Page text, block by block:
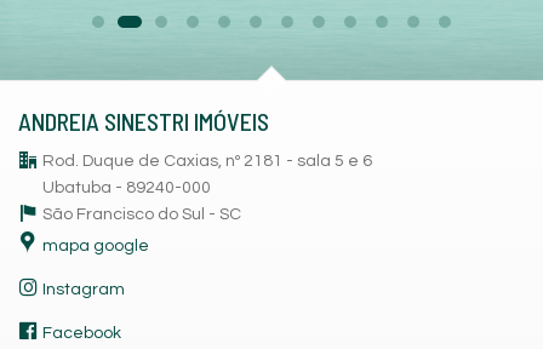
ANDREIA SINESTRI IMÓVEIS
Rod. Duque de Caxias, nº 2181 - sala 5 e 6
Ubatuba - 89240-000
São Francisco do Sul - SC
mapa google
Instagram
Facebook